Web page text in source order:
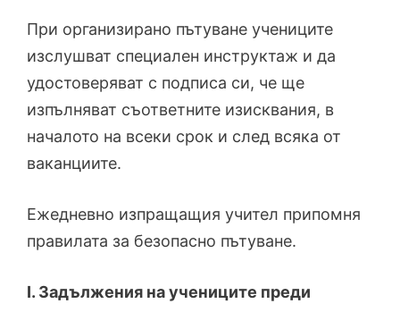
При организирано пътуване учениците
изслушват специален инструктаж и да
удостоверяват с подписа си, че ще
изпълняват съответните изисквания, в
началото на всеки срок и след всяка от
ваканциите.
Ежедневно изпращащия учител припомня
правилата за безопасно пътуване.
І. Задължения на учениците преди